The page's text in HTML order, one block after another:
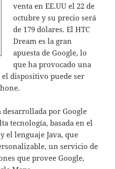
venta en EE.UU el 22 de
octubre y su precio será
de 179 dólares. El HTC
Dream es la gran
apuesta de Google, lo
que ha provocado una
dispositivo puede ser
por Google
tecnología, basada en el
el lenguaje Java, que
un servicio de
que provee Google,